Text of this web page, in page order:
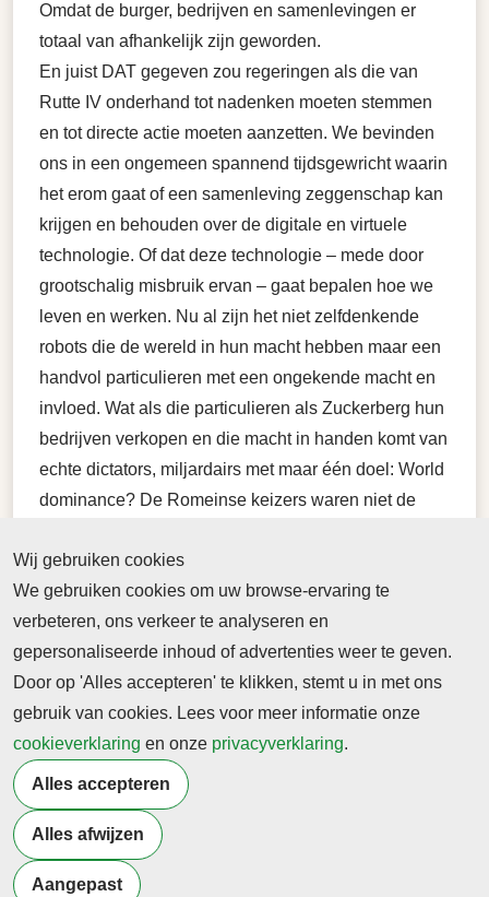
Omdat de burger, bedrijven en samenlevingen er
totaal van afhankelijk zijn geworden.
En juist DAT gegeven zou regeringen als die van
Rutte IV onderhand tot nadenken moeten stemmen
en tot directe actie moeten aanzetten. We bevinden
ons in een ongemeen spannend tijdsgewricht waarin
het erom gaat of een samenleving zeggenschap kan
krijgen en behouden over de digitale en virtuele
technologie. Of dat deze technologie – mede door
grootschalig misbruik ervan – gaat bepalen hoe we
leven en werken. Nu al zijn het niet zelfdenkende
robots die de wereld in hun macht hebben maar een
handvol particulieren met een ongekende macht en
invloed. Wat als die particulieren als Zuckerberg hun
bedrijven verkopen en die macht in handen komt van
echte dictators, miljardairs met maar één doel: World
dominance? De Romeinse keizers waren niet de
vandaag de dag - in China, Rusland, Hongarije, de
VS en in andere landen.
Terug naar nieuwsoverzicht
Meer artikelen van
Burgerschap
Wij gebruiken cookies
We gebruiken cookies om uw browse-ervaring te
verbeteren, ons verkeer te analyseren en
gepersonaliseerde inhoud of advertenties weer te geven.
Door op 'Alles accepteren' te klikken, stemt u in met ons
gebruik van cookies. Lees voor meer informatie onze
cookieverklaring en onze privacyverklaring.
Alles accepteren
Alles afwijzen
Aangepast